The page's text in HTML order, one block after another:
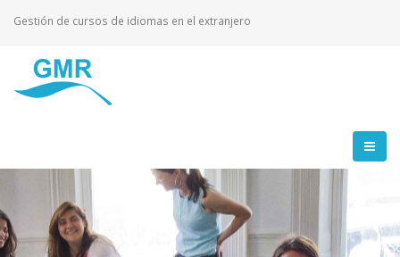
Gestión de cursos de idiomas en el extranjero